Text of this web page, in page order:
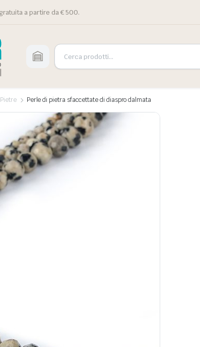
a partire da € 500.
Pietre Perle di pietra sfaccettate di diaspro dalmata